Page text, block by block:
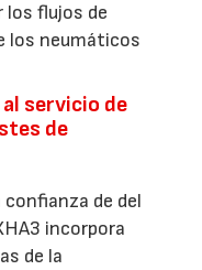
los flujos de
los neumáticos
servicio de
de
confianza de del
incorpora
de la